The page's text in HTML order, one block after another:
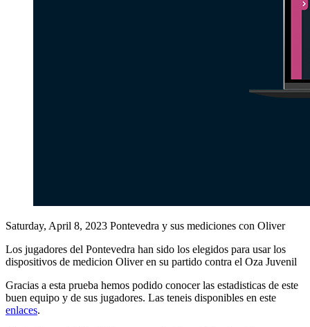
Saturday, April 8, 2023 Pontevedra y sus mediciones con Oliver
Los jugadores del Pontevedra han sido los elegidos para usar los
dispositivos de medicion Oliver en su partido contra el Oza Juvenil
Gracias a esta prueba hemos podido conocer las estadisticas de este
buen equipo y de sus jugadores. Las teneis disponibles en este
enlaces.